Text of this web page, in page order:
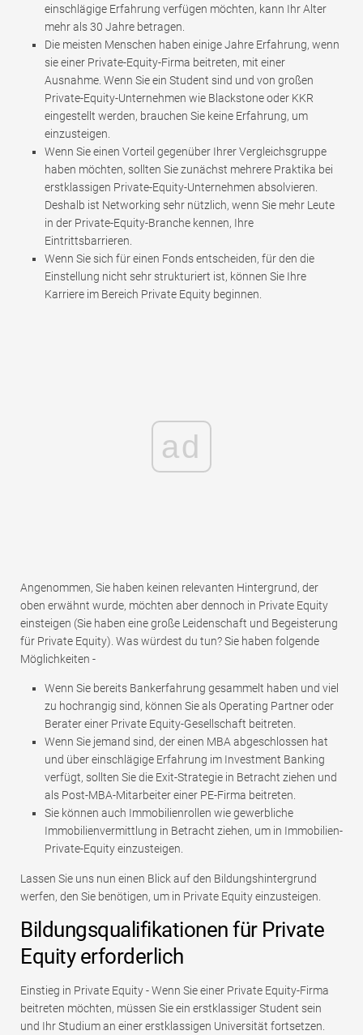
einschlägige Erfahrung verfügen möchten, kann Ihr Alter
mehr als 30 Jahre betragen.
Die meisten Menschen haben einige Jahre Erfahrung, wenn
sie einer Private-Equity-Firma beitreten, mit einer
Ausnahme. Wenn Sie ein Student sind und von großen
Private-Equity-Unternehmen wie Blackstone oder KKR
eingestellt werden, brauchen Sie keine Erfahrung, um
einzusteigen.
Wenn Sie einen Vorteil gegenüber Ihrer Vergleichsgruppe
haben möchten, sollten Sie zunächst mehrere Praktika bei
erstklassigen Private-Equity-Unternehmen absolvieren.
Deshalb ist Networking sehr nützlich, wenn Sie mehr Leute
in der Private-Equity-Branche kennen, Ihre
Eintrittsbarrieren.
Wenn Sie sich für einen Fonds entscheiden, für den die
Einstellung nicht sehr strukturiert ist, können Sie Ihre
Karriere im Bereich Private Equity beginnen.
ad
Angenommen, Sie haben keinen relevanten Hintergrund, der
oben erwähnt wurde, möchten aber dennoch in Private Equity
einsteigen (Sie haben eine große Leidenschaft und Begeisterung
für Private Equity). Was würdest du tun? Sie haben folgende
Möglichkeiten -
Wenn Sie bereits Bankerfahrung gesammelt haben und viel
zu hochrangig sind, können Sie als Operating Partner oder
Berater einer Private Equity-Gesellschaft beitreten.
Wenn Sie jemand sind, der einen MBA abgeschlossen hat
und über einschlägige Erfahrung im Investment Banking
verfügt, sollten Sie die Exit-Strategie in Betracht ziehen und
als Post-MBA-Mitarbeiter einer PE-Firma beitreten.
Sie können auch Immobilienrollen wie gewerbliche
Immobilienvermittlung in Betracht ziehen, um in Immobilien-
Private-Equity einzusteigen.
Lassen Sie uns nun einen Blick auf den Bildungshintergrund
werfen, den Sie benötigen, um in Private Equity einzusteigen.
Bildungsqualifikationen für Private
Equity erforderlich
Einstieg in Private Equity - Wenn Sie einer Private Equity-Firma
beitreten möchten, müssen Sie ein erstklassiger Student sein
und Ihr Studium an einer erstklassigen Universität fortsetzen.